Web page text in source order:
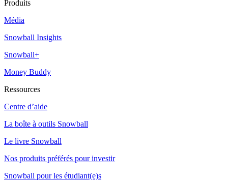
Produits
Média
Snowball Insights
Snowball+
Money Buddy
Ressources
Centre d’aide
La boîte à outils Snowball
Le livre Snowball
Nos produits préférés pour investir
Snowball pour les étudiant(e)s